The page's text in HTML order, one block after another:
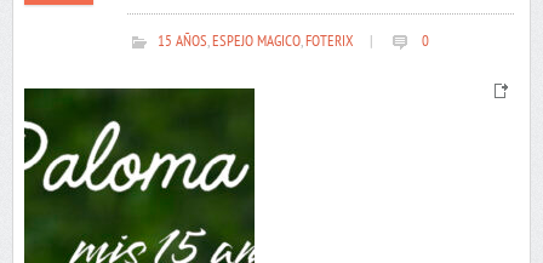
15 AÑOS,ESPEJO MAGICO,FOTERIX 0